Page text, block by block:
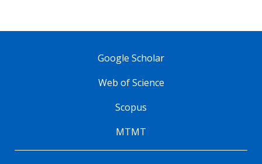
Google Scholar
Web of Science
Scopus
MTMT